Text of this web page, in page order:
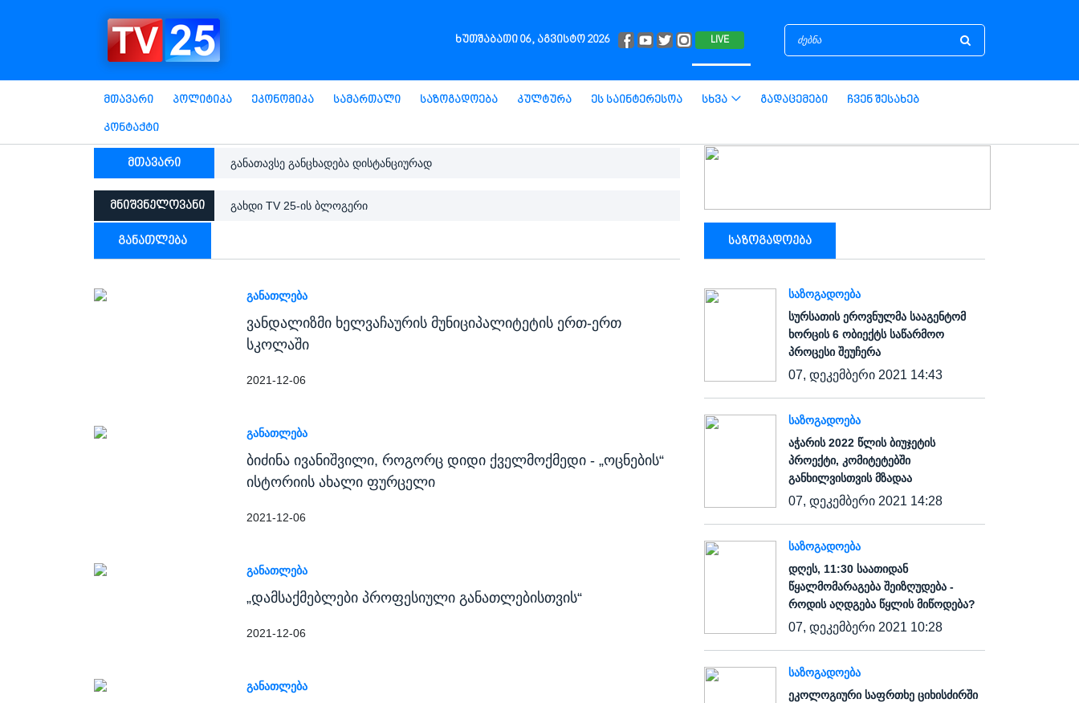
ხუთშაბათი 06, აგვისტო 2026 LIVE
Მთავარი Პოლიტიკა Ეკონომიკა Სამართალი Საზოგადოება Კულტურა Ეს Საინტერესოა Სხვა Გადაცემები Ჩვენ Შესახებ
Კონტაქტი
მთავარი განათავსე განცხადება დისტანციურად
მნიშვნელოვანი გახდი TV 25-ის ბლოგერი
განათლება
ᲒᲐᲜᲐᲗᲚᲔᲑᲐ
ვანდალიზმი ხელვაჩაურის მუნიციპალიტეტის ერთ-ერთ
სკოლაში
2021-12-06
ᲒᲐᲜᲐᲗᲚᲔᲑᲐ
ბიძინა ივანიშვილი, როგორც დიდი ქველმოქმედი - „ოცნების“
ისტორიის ახალი ფურცელი
2021-12-06
ᲒᲐᲜᲐᲗᲚᲔᲑᲐ
„დამსაქმებლები პროფესიული განათლებისთვის“
2021-12-06
ᲒᲐᲜᲐᲗᲚᲔᲑᲐ
საზოგადოება
ᲡᲐᲖᲝᲒᲐᲓᲝᲔᲑᲐ
სურსათის ეროვნულმა სააგენტომ
ხორცის 6 ობიექტს საწარმოო
პროცესი შეუჩერა
07, დეკემბერი 2021 14:43
ᲡᲐᲖᲝᲒᲐᲓᲝᲔᲑᲐ
აჭარის 2022 წლის ბიუჯეტის
პროექტი, კომიტეტებში
განხილვისთვის მზადაა
07, დეკემბერი 2021 14:28
ᲡᲐᲖᲝᲒᲐᲓᲝᲔᲑᲐ
დღეს, 11:30 საათიდან
წყალმომარაგება შეიზღუდება -
როდის აღდგება წყლის მიწოდება?
07, დეკემბერი 2021 10:28
ᲡᲐᲖᲝᲒᲐᲓᲝᲔᲑᲐ
ეკოლოგიური საფრთხე ციხისძირში